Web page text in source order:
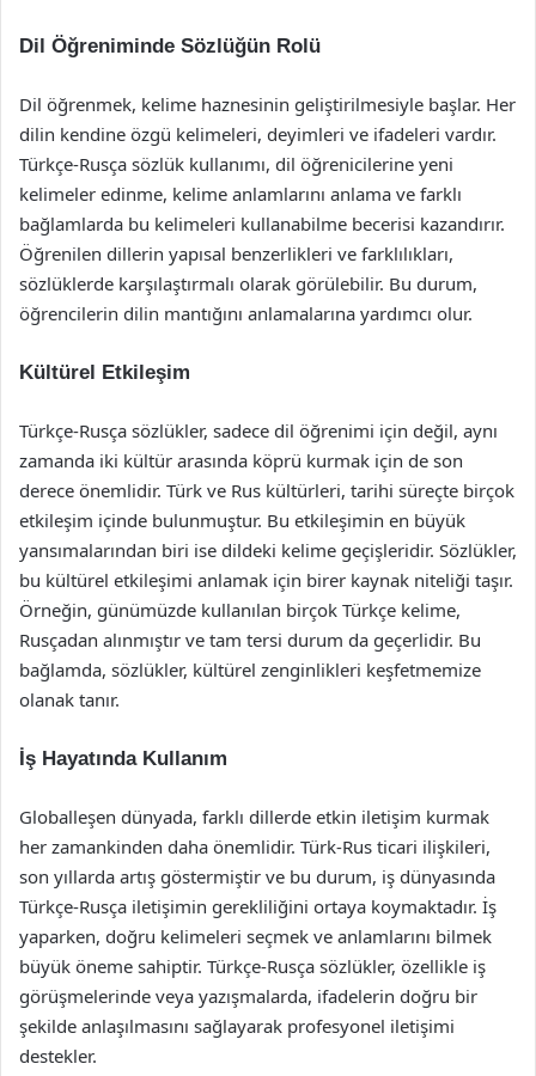
Dil Öğreniminde Sözlüğün Rolü
Dil öğrenmek, kelime haznesinin geliştirilmesiyle başlar. Her
dilin kendine özgü kelimeleri, deyimleri ve ifadeleri vardır.
Türkçe-Rusça sözlük kullanımı, dil öğrenicilerine yeni
kelimeler edinme, kelime anlamlarını anlama ve farklı
bağlamlarda bu kelimeleri kullanabilme becerisi kazandırır.
Öğrenilen dillerin yapısal benzerlikleri ve farklılıkları,
sözlüklerde karşılaştırmalı olarak görülebilir. Bu durum,
öğrencilerin dilin mantığını anlamalarına yardımcı olur.
Kültürel Etkileşim
Türkçe-Rusça sözlükler, sadece dil öğrenimi için değil, aynı
zamanda iki kültür arasında köprü kurmak için de son
derece önemlidir. Türk ve Rus kültürleri, tarihi süreçte birçok
etkileşim içinde bulunmuştur. Bu etkileşimin en büyük
yansımalarından biri ise dildeki kelime geçişleridir. Sözlükler,
bu kültürel etkileşimi anlamak için birer kaynak niteliği taşır.
Örneğin, günümüzde kullanılan birçok Türkçe kelime,
Rusçadan alınmıştır ve tam tersi durum da geçerlidir. Bu
bağlamda, sözlükler, kültürel zenginlikleri keşfetmemize
olanak tanır.
İş Hayatında Kullanım
Globalleşen dünyada, farklı dillerde etkin iletişim kurmak
her zamankinden daha önemlidir. Türk-Rus ticari ilişkileri,
son yıllarda artış göstermiştir ve bu durum, iş dünyasında
Türkçe-Rusça iletişimin gerekliliğini ortaya koymaktadır. İş
yaparken, doğru kelimeleri seçmek ve anlamlarını bilmek
büyük öneme sahiptir. Türkçe-Rusça sözlükler, özellikle iş
görüşmelerinde veya yazışmalarda, ifadelerin doğru bir
şekilde anlaşılmasını sağlayarak profesyonel iletişimi
destekler.